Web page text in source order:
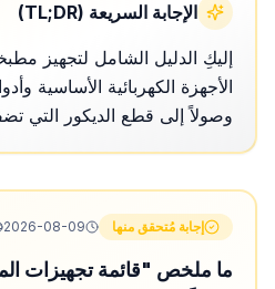
الإجابة السريعة (TL;DR)
إليكِ الدليل الشامل لتجهيز
الأجهزة الكهربائية الأساسية
وصولاً إلى قطع الديكور التي
إجابة مُتحقق منها 2026-08-09